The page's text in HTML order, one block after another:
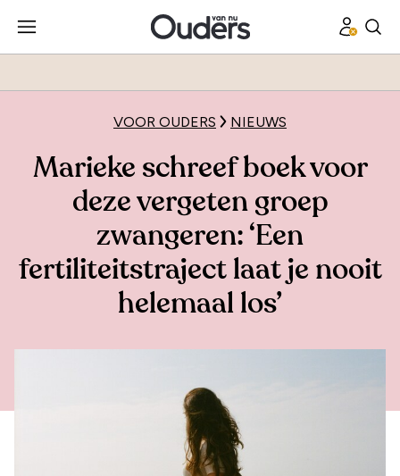
VOOR OUDERS NIEUWS
Marieke schreef boek voor
deze vergeten groep
zwangeren: ‘Een
fertiliteitstraject laat je nooit
helemaal los’